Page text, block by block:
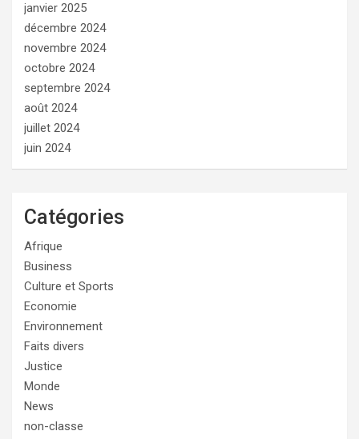
janvier 2025
décembre 2024
novembre 2024
octobre 2024
septembre 2024
août 2024
juillet 2024
juin 2024
Catégories
Afrique
Business
Culture et Sports
Economie
Environnement
Faits divers
Justice
Monde
News
non-classe